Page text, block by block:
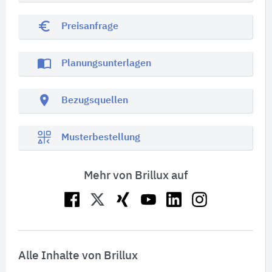
euro_symbol Preisanfrage
import_contacts Planungsunterlagen
location_on Bezugsquellen
Musterbestellung
Mehr von Brillux auf
Alle Inhalte von Brillux